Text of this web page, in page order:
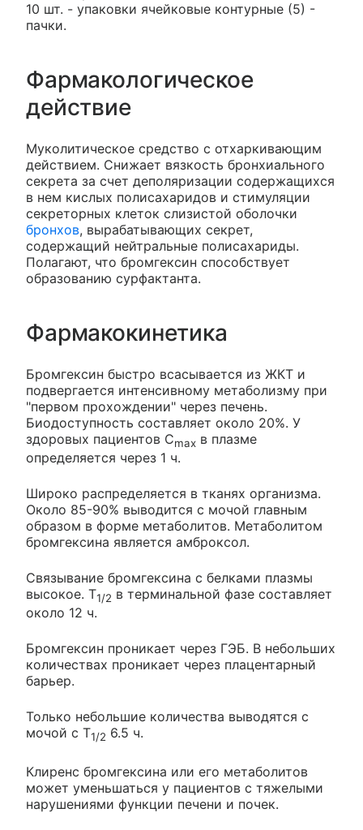
10 шт. - упаковки ячейковые контурные (5) -
пачки.
Фармакологическое
действие
Муколитическое средство с отхаркивающим
действием. Снижает вязкость бронхиального
секрета за счет деполяризации содержащихся
в нем кислых полисахаридов и стимуляции
секреторных клеток слизистой оболочки
бронхов, вырабатывающих секрет,
содержащий нейтральные полисахариды.
Полагают, что бромгексин способствует
образованию сурфактанта.
Фармакокинетика
Бромгексин быстро всасывается из ЖКТ и
подвергается интенсивному метаболизму при
"первом прохождении" через печень.
Биодоступность составляет около 20%. У
здоровых пациентов Cmax в плазме
определяется через 1 ч.
Широко распределяется в тканях организма.
Около 85-90% выводится с мочой главным
образом в форме метаболитов. Метаболитом
бромгексина является амброксол.
Связывание бромгексина с белками плазмы
высокое. T1/2 в терминальной фазе составляет
около 12 ч.
Бромгексин проникает через ГЭБ. В небольших
количествах проникает через плацентарный
барьер.
Только небольшие количества выводятся с
мочой с T1/2 6.5 ч.
Клиренс бромгексина или его метаболитов
может уменьшаться у пациентов с тяжелыми
нарушениями функции печени и почек.